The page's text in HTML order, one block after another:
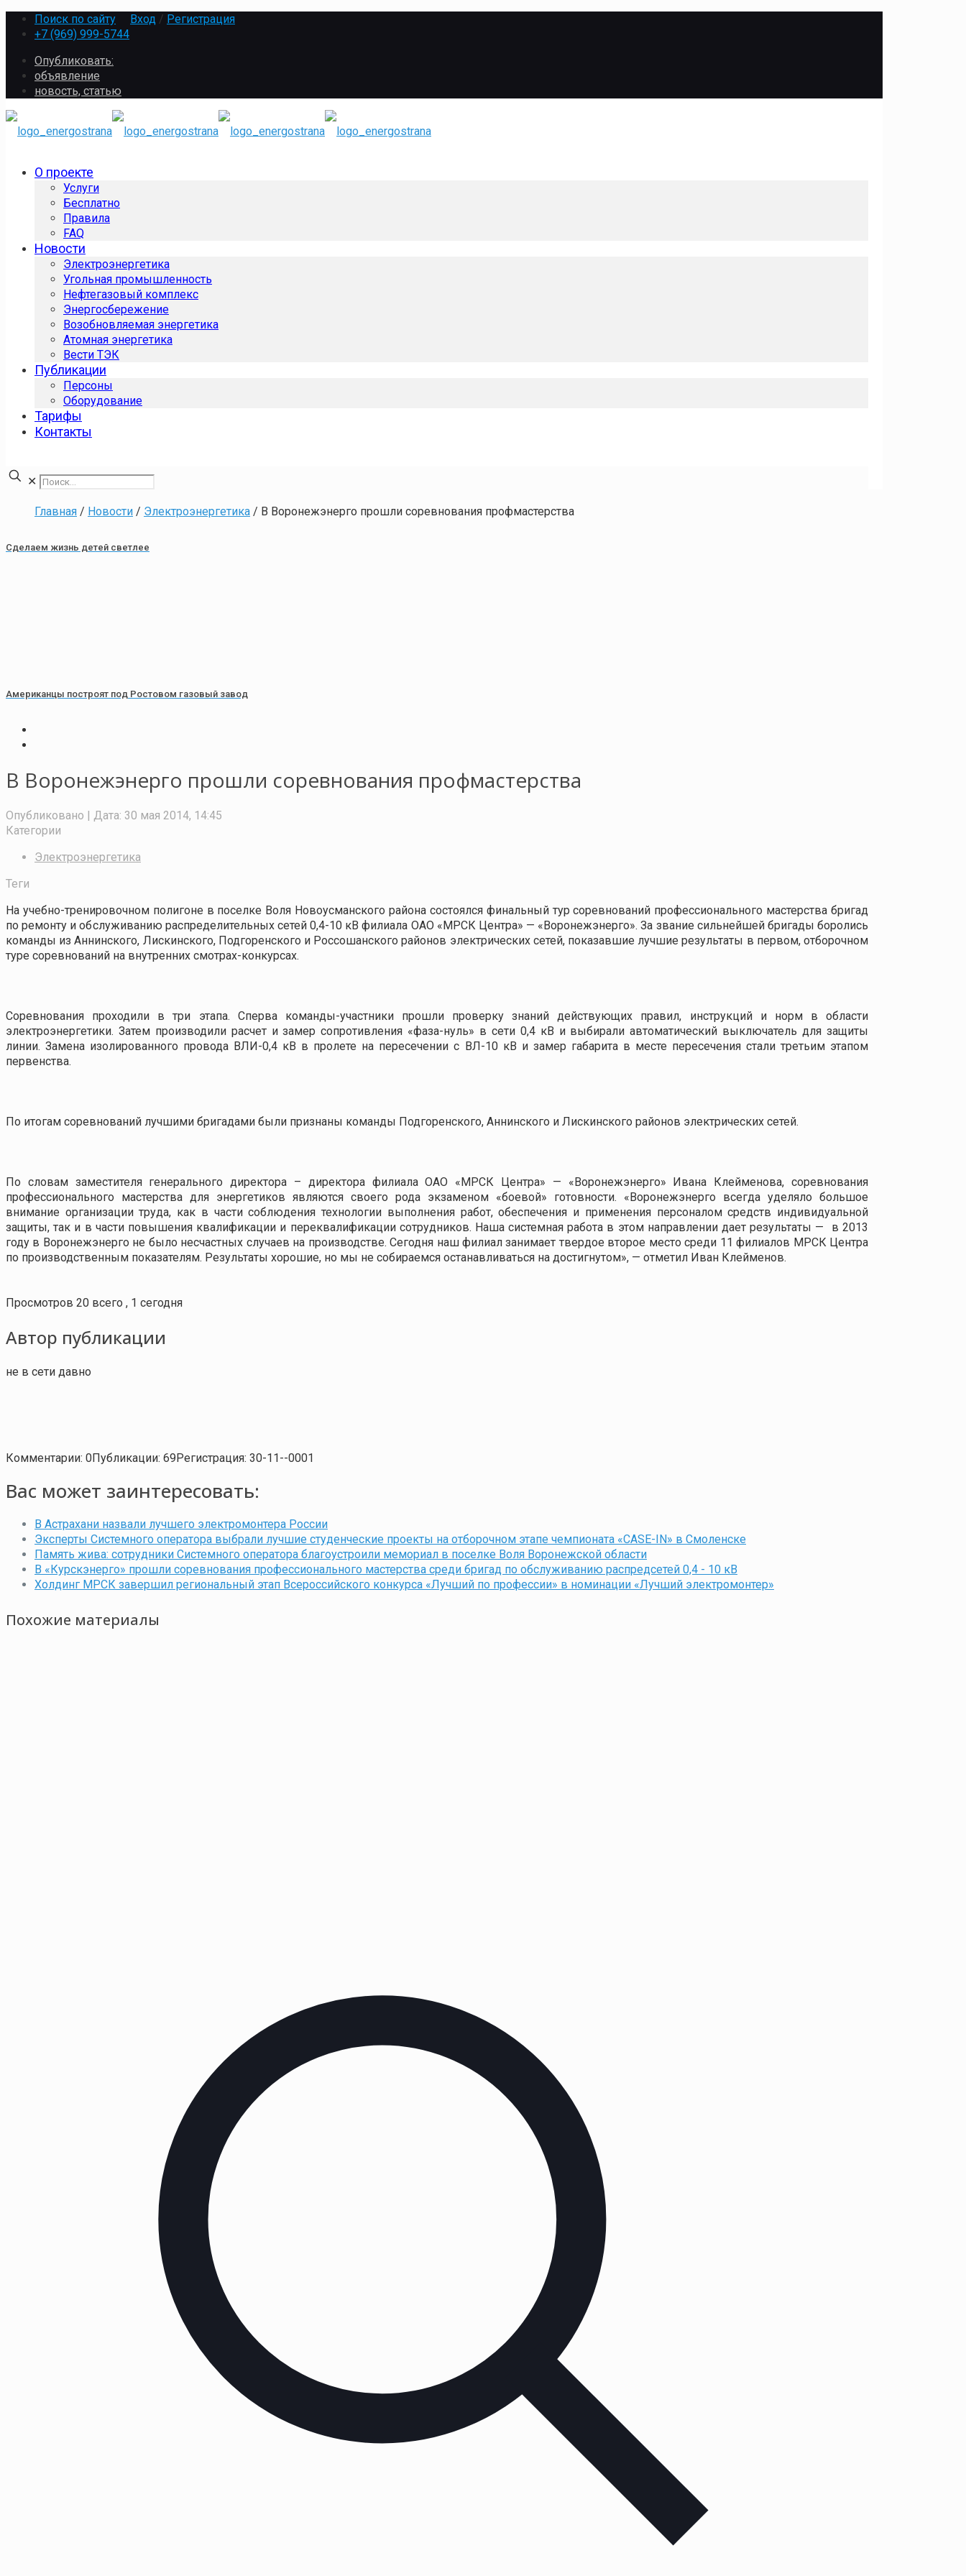
Поиск по сайту Вход / Регистрация
+7 (969) 999-5744
Опубликовать:
объявление
новость, статью
О проекте
Услуги
Бесплатно
Правила
FAQ
Новости
Электроэнергетика
Угольная промышленность
Нефтегазовый комплекс
Энергосбережение
Возобновляемая энергетика
Атомная энергетика
Вести ТЭК
Публикации
Персоны
Оборудование
Тарифы
Контакты
✕
Главная / Новости / Электроэнергетика / В Воронежэнерго прошли соревнования профмастерства
Сделаем жизнь детей светлее
Американцы построят под Ростовом газовый завод
В Воронежэнерго прошли соревнования профмастерства
Опубликовано | Дата: 30 мая 2014, 14:45
Категории
Электроэнергетика
Теги
На учебно-тренировочном полигоне в поселке Воля Новоусманского района состоялся финальный тур соревнований профессионального мастерства бригад
по ремонту и обслуживанию распределительных сетей 0,4-10 кВ филиала ОАО «МРСК Центра» — «Воронежэнерго». За звание сильнейшей бригады боролись
команды из Аннинского, Лискинского, Подгоренского и Россошанского районов электрических сетей, показавшие лучшие результаты в первом, отборочном
туре соревнований на внутренних смотрах-конкурсах.
Соревнования проходили в три этапа. Сперва команды-участники прошли проверку знаний действующих правил, инструкций и норм в области
электроэнергетики. Затем производили расчет и замер сопротивления «фаза-нуль» в сети 0,4 кВ и выбирали автоматический выключатель для защиты
линии. Замена изолированного провода ВЛИ-0,4 кВ в пролете на пересечении с ВЛ-10 кВ и замер габарита в месте пересечения стали третьим этапом
первенства.
По итогам соревнований лучшими бригадами были признаны команды Подгоренского, Аннинского и Лискинского районов электрических сетей.
По словам заместителя генерального директора – директора филиала ОАО «МРСК Центра» — «Воронежэнерго» Ивана Клейменова, соревнования
профессионального мастерства для энергетиков являются своего рода экзаменом «боевой» готовности. «Воронежэнерго всегда уделяло большое
внимание организации труда, как в части соблюдения технологии выполнения работ, обеспечения и применения персоналом средств индивидуальной
защиты, так и в части повышения квалификации и переквалификации сотрудников. Наша системная работа в этом направлении дает результаты —
в 2013
году в Воронежэнерго не было несчастных случаев на производстве. Сегодня наш филиал занимает твердое второе место среди 11 филиалов МРСК Центра
по производственным показателям. Результаты хорошие, но мы не собираемся останавливаться на достигнутом», — отметил Иван Клейменов.
Просмотров 20 всего , 1 сегодня
Автор публикации
не в сети давно
Комментарии: 0Публикации: 69Регистрация: 30-11--0001
Вас может заинтересовать:
В Астрахани назвали лучшего электромонтера России
Эксперты Системного оператора выбрали лучшие студенческие проекты на отборочном этапе чемпионата «CASE-IN» в Смоленске
Память жива: сотрудники Системного оператора благоустроили мемориал в поселке Воля Воронежской области
В «Курскэнерго» прошли соревнования профессионального мастерства среди бригад по обслуживанию распредсетей 0,4 - 10 кВ
Холдинг МРСК завершил региональный этап Всероссийского конкурса «Лучший по профессии» в номинации «Лучший электромонтер»
Похожие материалы